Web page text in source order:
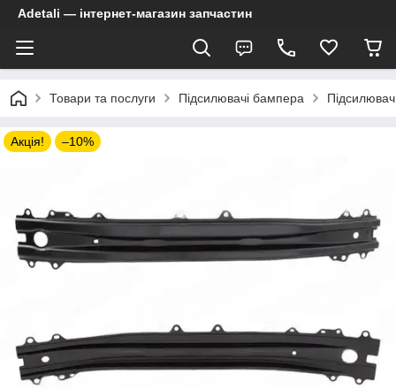
Adetali — інтернет-магазин запчастин
Товари та послуги Підсилювачі бампера
Акція! –10%